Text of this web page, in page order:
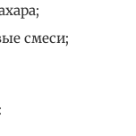
смеси;